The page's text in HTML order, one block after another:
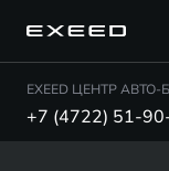
EXEED ЦЕНТР
+7 (4722) 51-